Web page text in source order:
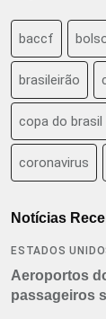
baccf
brasileirão
copa do brasil
coronavirus
Notícias
ESTADOS
Aeroportos
passageiros